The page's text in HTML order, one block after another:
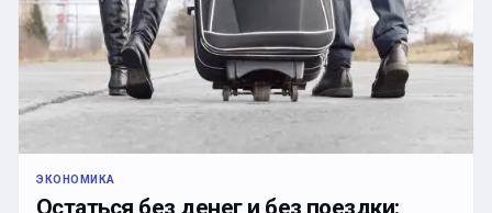
ЭКОНОМИКА
Остаться без денег и без поездки: